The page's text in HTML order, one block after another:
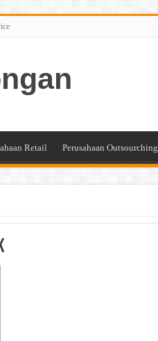
Retail Perusahaan Outsourching